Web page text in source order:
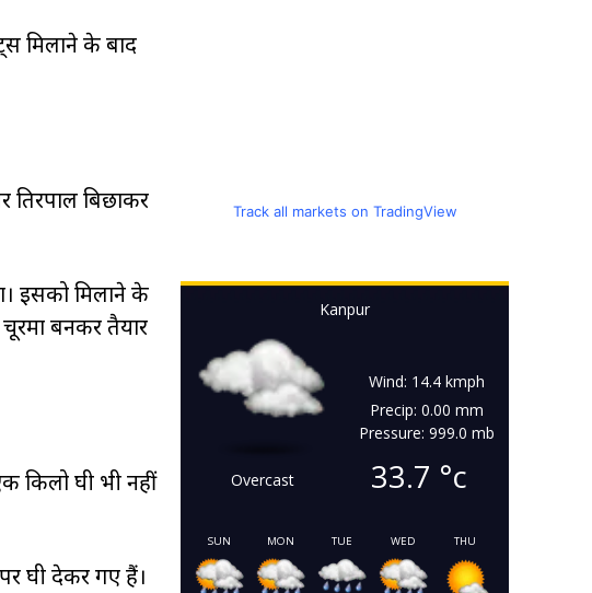
मिलाने के बाद
बिछाकर
इसको मिलाने के
बनकर तैयार
किलो घी भी नहीं
घी देकर गए हैं।
Track all markets on TradingView
Kanpur
Overcast
Wind: 14.4 kmph
Precip: 0.00 mm
Pressure: 999.0 mb
33.7 °c
SUN MON TUE WED THU